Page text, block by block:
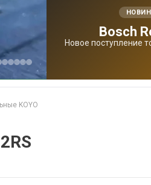
Bosсh
Новое поступление
KOYO